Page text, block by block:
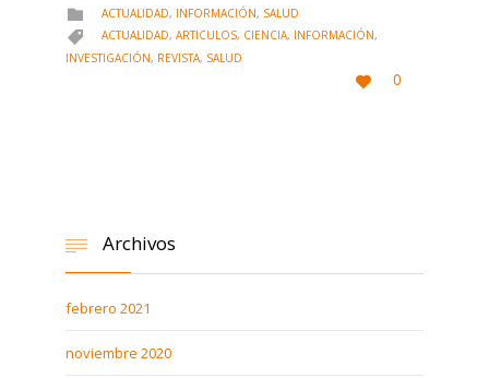
 CATEGORY
ACTUALIDAD, INFORMACIÓN, SALUD
 CATEGORY
ACTUALIDAD, ARTICULOS, CIENCIA, INFORMACIÓN,
INVESTIGACIÓN, REVISTA, SALUD
 LOVE
IT
0
 Archivos
febrero 2021
noviembre 2020